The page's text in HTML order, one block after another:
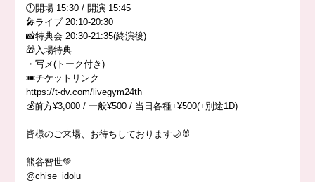
🕒開場 15:30 / 開演 15:45
🎤ライブ 20:10-20:30
📸特典会 20:30-21:35(終演後)
🎁入場特典
・写メ(トーク付き)
🎟️チケットリンク
https://t-dv.com/livegym24th
💰前方¥3,000 / 一般¥500 / 当日各種+¥500(+別途1D)
皆様のご来場、お待ちしております🌙🐰
熊谷智世💚
@chise_idolu